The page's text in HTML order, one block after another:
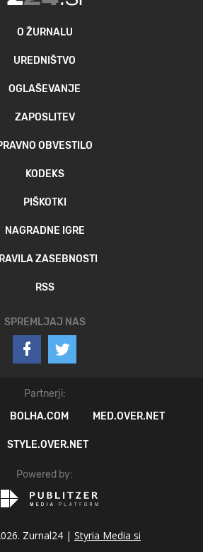
O ŽURNALU
UREDNIŠTVO
OGLAŠEVANJE
ZAPOSLITEV
OBVESTILO
KODEKS
PIŠKOTKI
NAGRADNE IGRE
ZASEBNOSTI
RSS
SPREMLJAJ NAS
Partnerji:
BOLHA.COM MED.OVER.NET
STYLE.OVER.NET
Powered by:
Zurnal24 | Styria Media si